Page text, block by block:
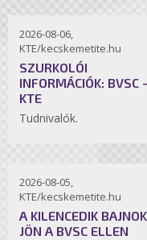
2026-08-06,
KTE/kecskemetite.hu
SZURKOLÓI
INFORMÁCIÓK: BVSC -
KTE
Tudnivalók.
2026-08-05,
KTE/kecskemetite.hu
A KILENCEDIK
JÖN A BVSC ELLEN